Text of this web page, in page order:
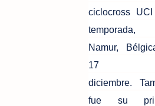
ciclocross
Namur,
17
diciembre.
fue su